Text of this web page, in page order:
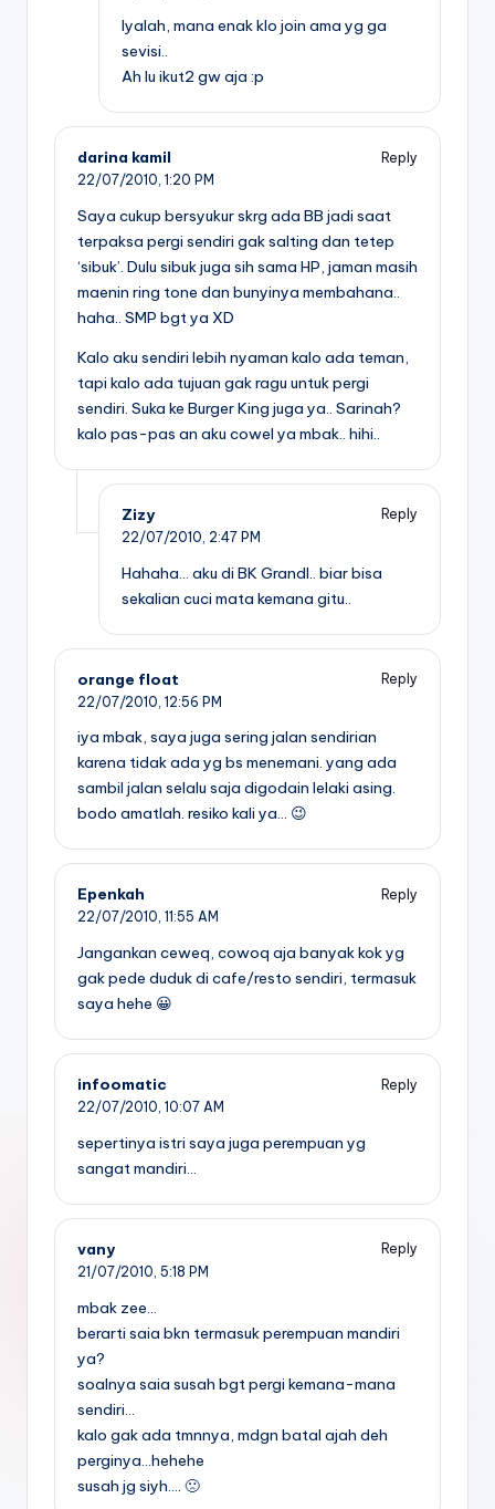
Iyalah, mana enak klo join ama yg ga
sevisi..
Ah lu ikut2 gw aja :p
darina kamil
Reply
22/07/2010, 1:20 PM
Saya cukup bersyukur skrg ada BB jadi saat
terpaksa pergi sendiri gak salting dan tetep
‘sibuk’. Dulu sibuk juga sih sama HP, jaman masih
maenin ring tone dan bunyinya membahana..
haha.. SMP bgt ya XD
Kalo aku sendiri lebih nyaman kalo ada teman,
tapi kalo ada tujuan gak ragu untuk pergi
sendiri. Suka ke Burger King juga ya.. Sarinah?
kalo pas-pas an aku cowel ya mbak.. hihi..
Zizy
Reply
22/07/2010, 2:47 PM
Hahaha… aku di BK GrandI.. biar bisa
sekalian cuci mata kemana gitu..
orange float
Reply
22/07/2010, 12:56 PM
iya mbak, saya juga sering jalan sendirian
karena tidak ada yg bs menemani. yang ada
sambil jalan selalu saja digodain lelaki asing.
bodo amatlah. resiko kali ya… 😉
Epenkah
Reply
22/07/2010, 11:55 AM
Jangankan ceweq, cowoq aja banyak kok yg
gak pede duduk di cafe/resto sendiri, termasuk
saya hehe 😀
infoomatic
Reply
22/07/2010, 10:07 AM
sepertinya istri saya juga perempuan yg
sangat mandiri…
vany
Reply
21/07/2010, 5:18 PM
mbak zee…
berarti saia bkn termasuk perempuan mandiri
ya?
soalnya saia susah bgt pergi kemana-mana
sendiri…
kalo gak ada tmnnya, mdgn batal ajah deh
perginya…hehehe
susah jg siyh…. 🙁